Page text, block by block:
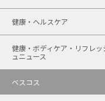
健康・ヘルスケア
健康・ボディケア・リフレッ
ュニュース
ベスコス